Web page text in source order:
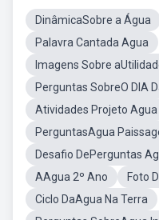
DinâmicaSobre a Água
Palavra Cantada Agua
Imagens Sobre
Perguntas SobreO DIA
Atividades Projeto Agua
PerguntasAgua
Desafio DePerguntas
AAgua 2º Ano
Foto
Ciclo DaAgua Na Terra